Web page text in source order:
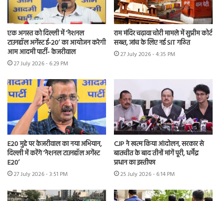
एक अगस्त को दिल्ली में ‘नेशनल
टाउनहॉल अगेंस्ट ई-20’ का आयोजन करेगी
आम आदमी पार्टी- केजरीवाल
27 July 2026 - 6:29 PM
राम मंदिर चढ़ावा चोरी मामले में सुप्रीम कोर्ट
सख्त, जांच के लिए नई SIT गठित
27 July 2026 - 4:35 PM
E20 मुद्दे पर केजरीवाल का नया अभियान,
दिल्ली में करेंगे ‘नेशनल टाउनहॉल अगेंस्ट
E20’
27 July 2026 - 3:51 PM
CJP ने खत्म किया आंदोलन, सरकार से
बातचीत के बाद तीनों मांगें पूरी, धर्मेंद्र
प्रधान का इस्तीफा
25 July 2026 - 6:14 PM